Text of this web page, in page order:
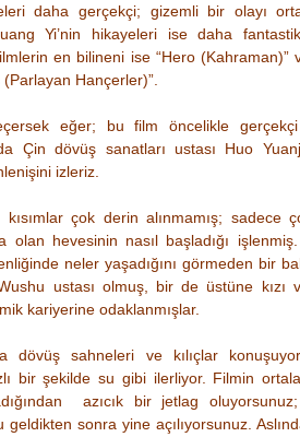
daha gerçekçi; gizemli bir olayı
Yi’nin hikayeleri ise daha
en bilineni ise “Hero (Kahraman)”
Hançerler)”.
eğer; bu film öncelikle
Çin dövüş sanatları ustası Huo
izleriz.
kısımlar çok derin alınmamış; sadece
olan hevesinin nasıl başladığı
neler yaşadığını görmeden bir
ustası olmuş, bir de üstüne kızı
kariyerine odaklanmışlar.
dövüş sahneleri ve kılıçlar
bir şekilde su gibi ilerliyor. Filmin
azıcık bir jetlag
geldikten sonra yine açılıyorsunuz.